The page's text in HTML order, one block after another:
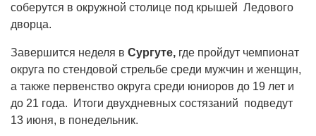
соберутся в окружной столице под крышей Ледового
дворца.
Завершится неделя в Сургуте, где пройдут чемпионат
округа по стендовой стрельбе среди мужчин и женщин,
а также первенство округа среди юниоров до 19 лет и
до 21 года. Итоги двухдневных состязаний подведут
13 июня, в понедельник.